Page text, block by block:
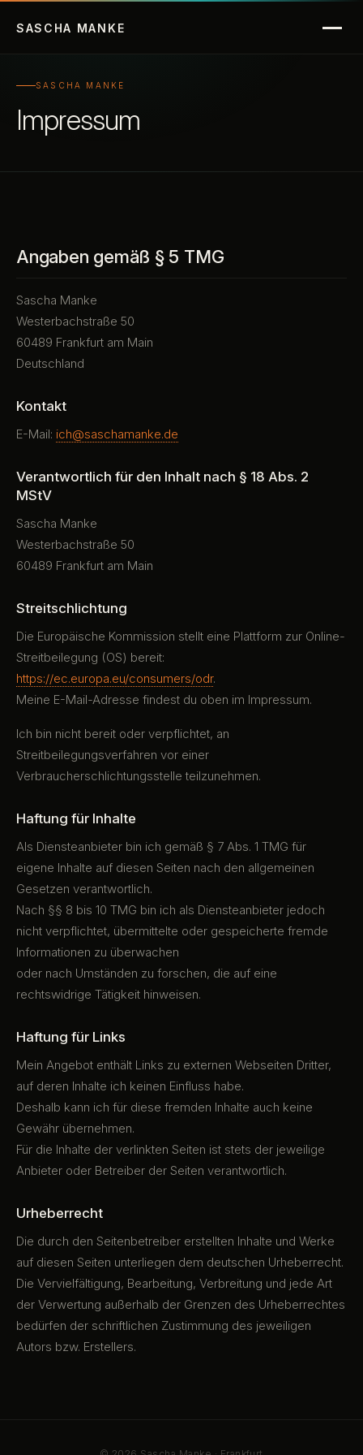
SASCHA MANKE
Über mich
KI-News
Kontakt
SASCHA MANKE
Impressum
Angaben gemäß § 5 TMG
Sascha Manke
Westerbachstraße 50
60489 Frankfurt am Main
Deutschland
Kontakt
E-Mail: ich@saschamanke.de
Verantwortlich für den Inhalt nach § 18 Abs. 2
MStV
Sascha Manke
Westerbachstraße 50
60489 Frankfurt am Main
Streitschlichtung
Die Europäische Kommission stellt eine Plattform zur Online-
Streitbeilegung (OS) bereit:
https://ec.europa.eu/consumers/odr.
Meine E-Mail-Adresse findest du oben im Impressum.
Ich bin nicht bereit oder verpflichtet, an
Streitbeilegungsverfahren vor einer
Verbraucherschlichtungsstelle teilzunehmen.
Haftung für Inhalte
Als Diensteanbieter bin ich gemäß § 7 Abs. 1 TMG für
eigene Inhalte auf diesen Seiten nach den allgemeinen
Gesetzen verantwortlich.
Nach §§ 8 bis 10 TMG bin ich als Diensteanbieter jedoch
nicht verpflichtet, übermittelte oder gespeicherte fremde
Informationen zu überwachen
oder nach Umständen zu forschen, die auf eine
rechtswidrige Tätigkeit hinweisen.
Haftung für Links
Mein Angebot enthält Links zu externen Webseiten Dritter,
auf deren Inhalte ich keinen Einfluss habe.
Deshalb kann ich für diese fremden Inhalte auch keine
Gewähr übernehmen.
Für die Inhalte der verlinkten Seiten ist stets der jeweilige
Anbieter oder Betreiber der Seiten verantwortlich.
Urheberrecht
Die durch den Seitenbetreiber erstellten Inhalte und Werke
auf diesen Seiten unterliegen dem deutschen Urheberrecht.
Die Vervielfältigung, Bearbeitung, Verbreitung und jede Art
der Verwertung außerhalb der Grenzen des Urheberrechtes
bedürfen der schriftlichen Zustimmung des jeweiligen
Autors bzw. Erstellers.